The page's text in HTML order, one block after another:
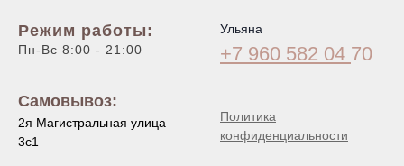
Режим работы:
Пн-Вс 8:00 - 21:00
Самовывоз:
2я Магистральная улица
3с1
Ульяна
+7 960 582 04 70
Политика
конфиденциальности